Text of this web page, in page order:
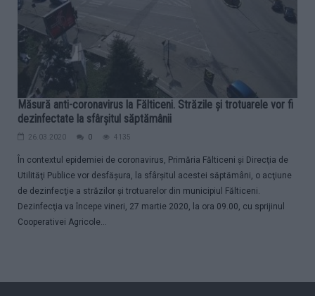
Măsură anti-coronavirus la Fălticeni. Străzile şi trotuarele vor fi
dezinfectate la sfârşitul săptămânii
26.03.2020 0 4135
În contextul epidemiei de coronavirus, Primăria Fălticeni şi Direcţia de
Utilităţi Publice vor desfăşura, la sfârşitul acestei săptămâni, o acţiune
de dezinfecţie a străzilor şi trotuarelor din municipiul Fălticeni.
Dezinfecţia va începe vineri, 27 martie 2020, la ora 09.00, cu sprijinul
Cooperativei Agricole...